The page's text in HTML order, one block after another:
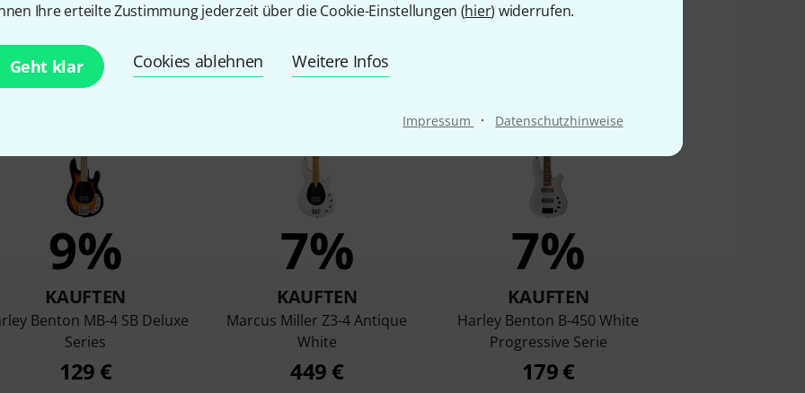
Ihre erteilte Zustimmung jederzeit über die Cookie-Einstellungen (hier) widerrufen.
Geht klar Cookies ablehnen Weitere Infos
Impressum · Datenschutzhinweise
die sich dieses Produkt angesehen haben
9%
KAUFTEN
Benton MB-4 SB Deluxe
Series
129 €
7%
KAUFTEN
Marcus Miller Z3-4 Antique
White
449 €
7%
KAUFTEN
Harley Benton B-450 White
Progressive Serie
179 €